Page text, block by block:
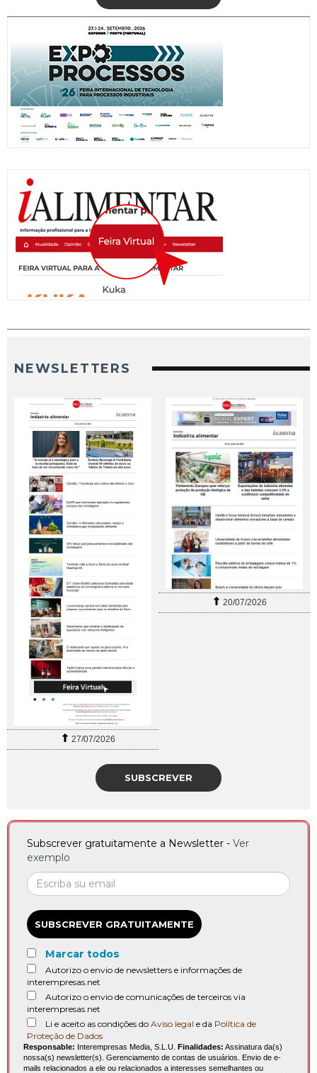
NEWSLETTERS
27/07/2026
20/07/2026
SUBSCREVER
Subscrever gratuitamente a Newsletter - Ver
exemplo
SUBSCREVER GRATUITAMENTE
Marcar todos
Autorizo o envio de newsletters e informações de
interempresas.net
Autorizo o envio de comunicações de terceiros via
interempresas.net
Li e aceito as condições do Aviso legal e da Política de
Proteção de Dados
Responsable: Interempresas Media, S.L.U. Finalidades: Assinatura da(s)
nossa(s) newsletter(s). Gerenciamento de contas de usuários. Envio de e-
mails relacionados a ele ou relacionados a interesses semelhantes ou